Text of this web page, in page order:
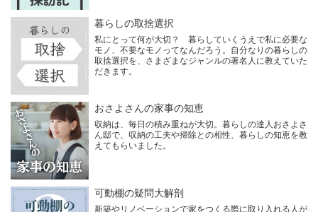
暮らしの取捨選択
私にとって何が大切？ 暮らしていくうえで私に必要な
モノ、不要なモノってなんだろう。自分なりの暮らしの
取捨選択を、さまざまなジャンルの著名人に教えていた
だきます。
おさよさんの家事の知恵
収納は、毎日の積み重ねが大切。暮らしの達人おさよさ
ん邸で、収納の工夫や掃除との相性、暮らしの知恵を教
えてもらいました。
可動棚の疑問大解剖
新築やリノベーションで家をつくる際に取り入れる人が